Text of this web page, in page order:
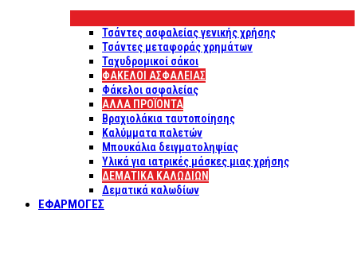
Τσάντες ασφαλείας γενικής χρήσης
Τσάντες μεταφοράς χρημάτων
Ταχυδρομικοί σάκοι
ΦΑΚΕΛΟΙ ΑΣΦΑΛΕΙΑΣ
Φάκελοι ασφαλείας
ΑΛΛΑ ΠΡΟΪΟΝΤΑ
Βραχιολάκια ταυτοποίησης
Καλύμματα παλετών
Μπουκάλια δειγματοληψίας
Υλικά για ιατρικές μάσκες μιας χρήσης
ΔΕΜΑΤΙΚΆ ΚΑΛΩΔΊΩΝ
Δεματικά καλωδίων
ΕΦΑΡΜΟΓΈΣ